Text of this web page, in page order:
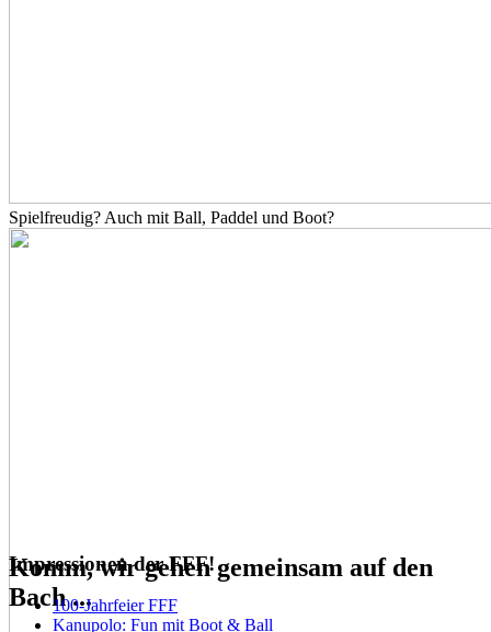
Spielfreudig? Auch mit Ball, Paddel und Boot?
Komm, wir gehen gemeinsam auf den
Bach ...
Impressionen der FFF!
100-Jahrfeier FFF
Kanupolo: Fun mit Boot & Ball